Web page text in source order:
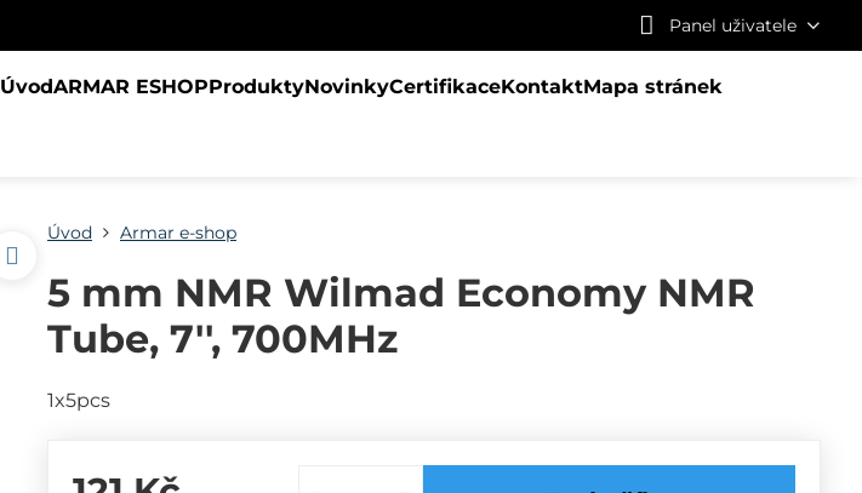
Panel uživatele
ÚvodARMAR ESHOPProduktyNovinkyCertifikaceKontaktMapa stránek
Úvod Armar e-shop
5 mm NMR Wilmad Economy NMR
Tube, 7'', 700MHz
1x5pcs